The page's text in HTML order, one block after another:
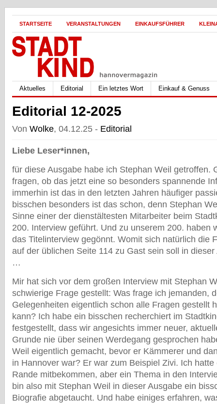
STARTSEITE VERANSTALTUNGEN EINKAUFSFÜHRER
Aktuelles Editorial Ein letztes Wort Einkauf & Genuss
Editorial 12-2025
Von Wolke, 04.12.25 - Editorial
Liebe Leser*innen,
für diese Ausgabe habe ich Stephan Weil getroffen.
fragen, ob das jetzt eine so besonders spannende
immerhin ist das in den letzten Jahren häufiger
bisschen besonders ist das schon, denn Stephan
Sinne einer der dienstältesten Mitarbeiter beim
200. Interview geführt. Und zu unserem 200. haben
das Titelinterview gegönnt. Womit sich natürlich die
auf der üblichen Seite 114 zu Gast sein soll in
…
Mir hat sich vor dem großen Interview mit Stephan
schwierige Frage gestellt: Was frage ich jemanden,
Gelegenheiten eigentlich schon alle Fragen gestellt
kann? Ich habe ein bisschen recherchiert im
festgestellt, dass wir angesichts immer neuer,
Grunde nie über seinen Werdegang gesprochen
Weil eigentlich gemacht, bevor er Kämmerer und
in Hannover war? Er war zum Beispiel Zivi. Ich
Rande mitbekommen, aber ein Thema in den
bin also mit Stephan Weil in dieser Ausgabe ein
Biografie abgetaucht. Und habe einiges erfahren,